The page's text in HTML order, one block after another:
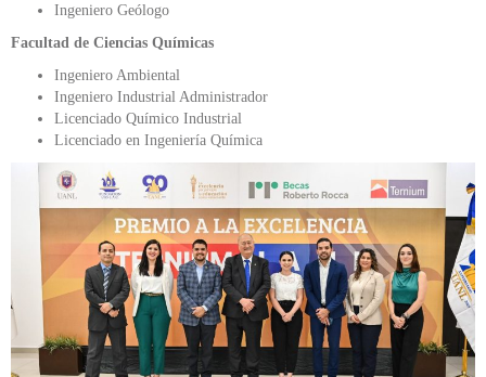
Ingeniero Geólogo
Facultad de Ciencias Químicas
Ingeniero Ambiental
Ingeniero Industrial Administrador
Licenciado Químico Industrial
Licenciado en Ingeniería Química